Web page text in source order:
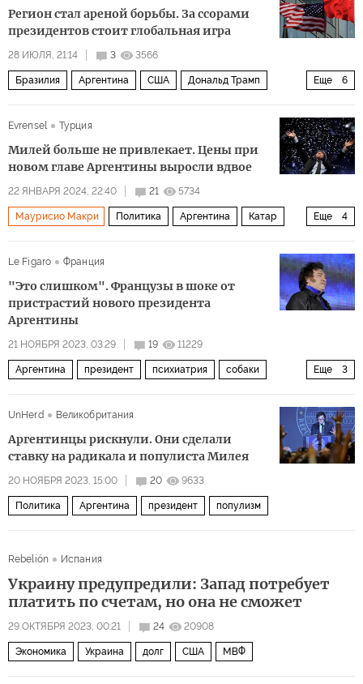
Регион стал ареной борьбы. За ссорами
президентов стоит глобальная игра
28 ИЮЛЯ, 21:14 3 3566
Еще 6
Бразилия Аргентина США Дональд Трамп
Evrensel Турция
Милей больше не привлекает. Цены при
новом главе Аргентины выросли вдвое
22 ЯНВАРЯ 2024, 22:40 21 5734
Еще 4
Маурисио Макри Политика Аргентина Катар
Le Figaro Франция
"Это слишком". Французы в шоке от
пристрастий нового президента
Аргентины
21 НОЯБРЯ 2023, 03:29 19 11229
Еще 3
Аргентина президент психиатрия собаки
UnHerd
Великобритания
Аргентинцы рискнули. Они сделали
ставку на радикала и популиста Милея
20 НОЯБРЯ 2023, 15:00 20 9633
Политика Аргентина президент популизм
Rebelión Испания
Украину предупредили: Запад потребует
платить по счетам, но она не сможет
29 ОКТЯБРЯ 2023, 00:21 24 20908
Экономика Украина долг США МВФ